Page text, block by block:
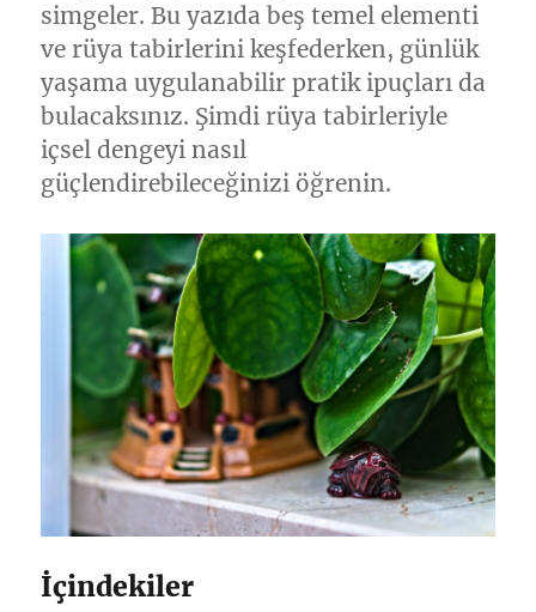
simgeler. Bu yazıda beş temel elementi
ve rüya tabirlerini keşfederken, günlük
yaşama uygulanabilir pratik ipuçları da
bulacaksınız. Şimdi rüya tabirleriyle
içsel dengeyi nasıl
güçlendirebileceğinizi öğrenin.
İçindekiler